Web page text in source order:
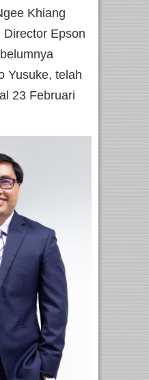
Khiang
Epson
Yusuke, telah
23 Februari